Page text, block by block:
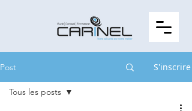
Post S'inscrire
Tous les posts